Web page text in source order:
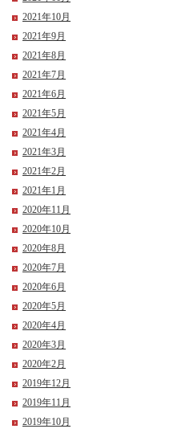
2021年10月
2021年9月
2021年8月
2021年7月
2021年6月
2021年5月
2021年4月
2021年3月
2021年2月
2021年1月
2020年11月
2020年10月
2020年8月
2020年7月
2020年6月
2020年5月
2020年4月
2020年3月
2020年2月
2019年12月
2019年11月
2019年10月